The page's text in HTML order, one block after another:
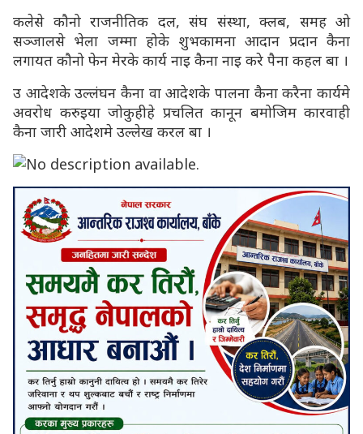
कलेसे कौनो राजनीतिक दल, संघ संस्था, क्लब, समह ओ
सञ्जालसे भेला जम्मा होके शुभकामना आदान प्रदान कैना
लगायत कौनो फेन मेरके कार्य नाइ कैना नाइ करे पैना कहल बा ।
उ आदेशके उल्लंघन कैना वा आदेशके पालना कैना करैना कार्यमे
अवरोध करुइया जोकुहीहे प्रचलित कानून बमोजिम कारवाही
कैना जारी आदेशमे उल्लेख करल बा ।